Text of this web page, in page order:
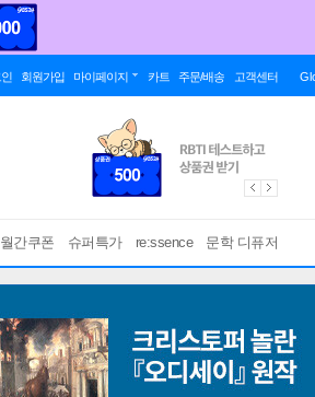
인 회원가입 마이페이지 카트 주문/배송 고객센터
월간쿠폰 슈퍼특가 re:ssence 문학 디퓨저